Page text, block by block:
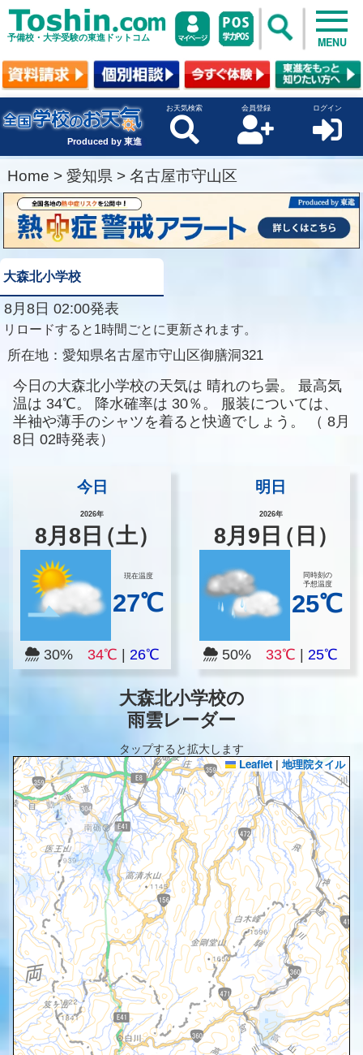
予備校・大学受験の東進ドットコム MENU
Produced by 東進
お天気検索 会員登録 ログイン
Home > 愛知県 > 名古屋市守山区
大森北小学校
8月8日 02:00発表
リロードすると1時間ごとに更新されます。
所在地： 愛知県名古屋市守山区御膳洞321
今日の大森北小学校の天気は 晴れのち曇。
最高気
温は 34℃。 降水確率は 30％。
服装については、
半袖や薄手のシャツを着ると快適でしょう。
（ 8月
8日 02時発表）
今日
2026年
8月8 日（土）
現在温度
27℃
30% 34℃ 26℃
明日
2026年
8月 9 日（日）
同時刻の
予想温度
25℃
50% 33℃ |25℃
大森北小学校の
雨雲レーダー
タップすると拡大します
Leaflet | 地理院タイル